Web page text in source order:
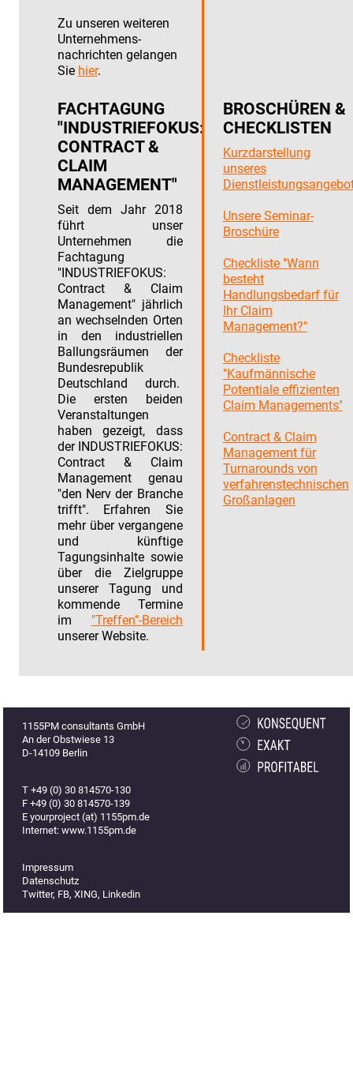
Zu unseren weiteren
Unternehmens­
nachrichten gelangen
Sie hier.
FACHTAGUNG
"INDUSTRIEFOKUS:
CONTRACT &
CLAIM
MANAGEMENT"
Seit dem Jahr 2018
führt unser
Unternehmen die
Fachtagung
"INDUSTRIEFOKUS:
Contract & Claim
Management" jährlich
an wechselnden Orten
in den industriellen
Ballungsräumen der
Bundesrepublik
Deutschland durch.
Die ersten beiden
Veranstaltungen
haben gezeigt, dass
der INDUSTRIEFOKUS:
Contract & Claim
Management genau
"den Nerv der Branche
trifft". Erfahren Sie
mehr über vergangene
und künftige
Tagungsinhalte sowie
über die Zielgruppe
unserer Tagung und
kommende Termine
im "Treffen"-Bereich
unserer Website.
BROSCHÜREN &
CHECKLISTEN
Kurzdarstellung
unseres
Unsere Seminar-
Broschüre
Checkliste "Wann
besteht
Handlungsbedarf für
Ihr Claim
Management?"
Checkliste
"Kaufmännische
Potentiale effizienten
Claim Managements"
Contract & Claim
Management für
Turnarounds von
verfahrenstechnischen
Großanlagen
1155PM consultants GmbH
An der Obstwiese 13
D-14109 Berlin
T +49 (0) 30 814570-130
F +49 (0) 30 814570-139
E yourproject (at) 1155pm.de
Internet: www.1155pm.de
Impressum
Datenschutz
Twitter, FB,XING, Linkedin